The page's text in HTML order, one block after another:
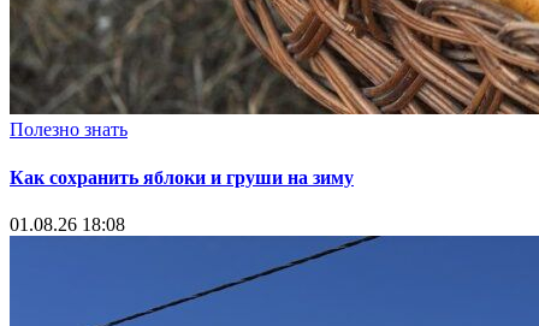
Полезно знать
Как сохранить яблоки и груши на зиму
01.08.26 18:08